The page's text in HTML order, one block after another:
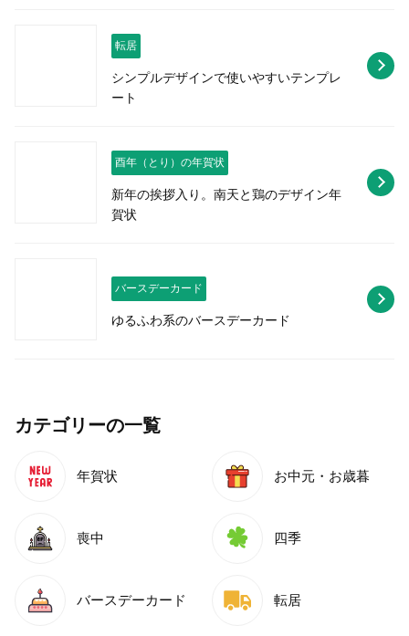
転居
シンプルデザインで使いやすいテンプレ
ート
酉年（とり）の年賀状
新年の挨拶入り。南天と鶏のデザイン年
賀状
バースデーカード
ゆるふわ系のバースデーカード
カテゴリーの一覧
年賀状 お中元・お歳暮
喪中 四季
バースデーカード 転居